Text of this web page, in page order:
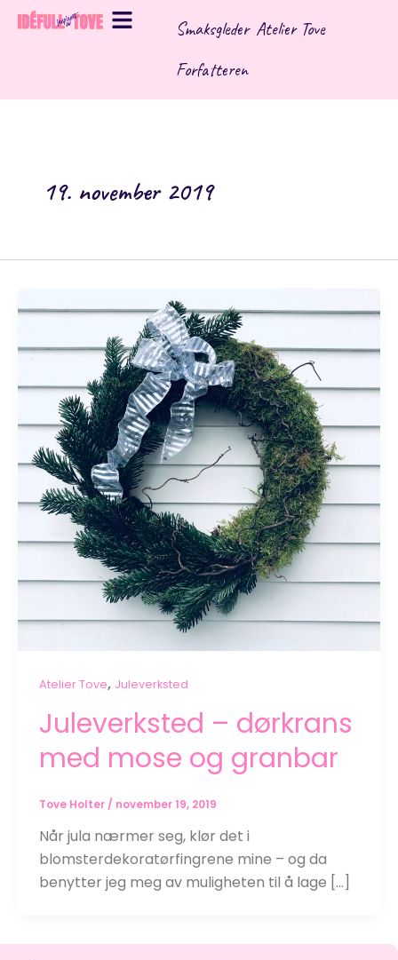
Hopp
rett
Smaksgleder Atelier Tove
Forfatteren
19. november 2019
Atelier Tove, Juleverksted
Juleverksted – dørkrans
med mose og granbar
Tove Holter / november 19, 2019
Når jula nærmer seg, klør det i
blomsterdekoratørfingrene mine – og da
benytter jeg meg av muligheten til å lage […]